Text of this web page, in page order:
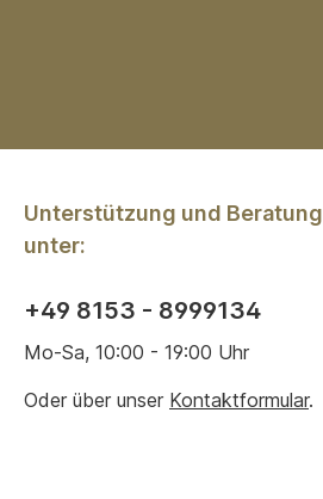
Unterstützung und Beratung
unter:
+49 8153 - 8999134
Mo-Sa, 10:00 - 19:00 Uhr
Oder über unser Kontaktformular.